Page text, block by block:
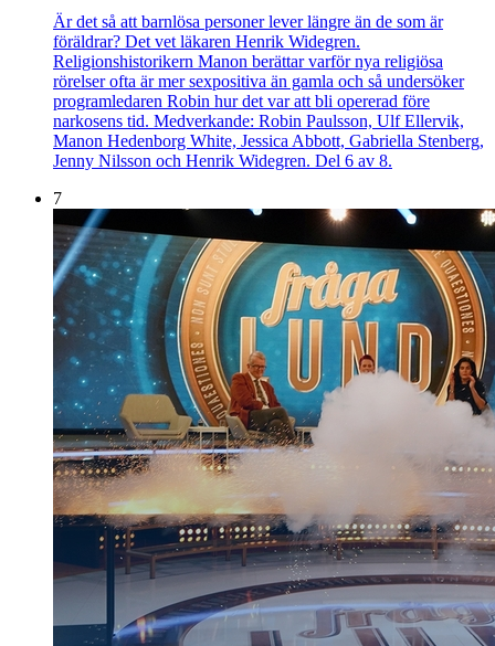
Är det så att barnlösa personer lever längre än de som är
föräldrar? Det vet läkaren Henrik Widegren.
Religionshistorikern Manon berättar varför nya religiösa
rörelser ofta är mer sexpositiva än gamla och så undersöker
programledaren Robin hur det var att bli opererad före
narkosens tid. Medverkande: Robin Paulsson, Ulf Ellervik,
Manon Hedenborg White, Jessica Abbott, Gabriella Stenberg,
Jenny Nilsson och Henrik Widegren. Del 6 av 8.
7